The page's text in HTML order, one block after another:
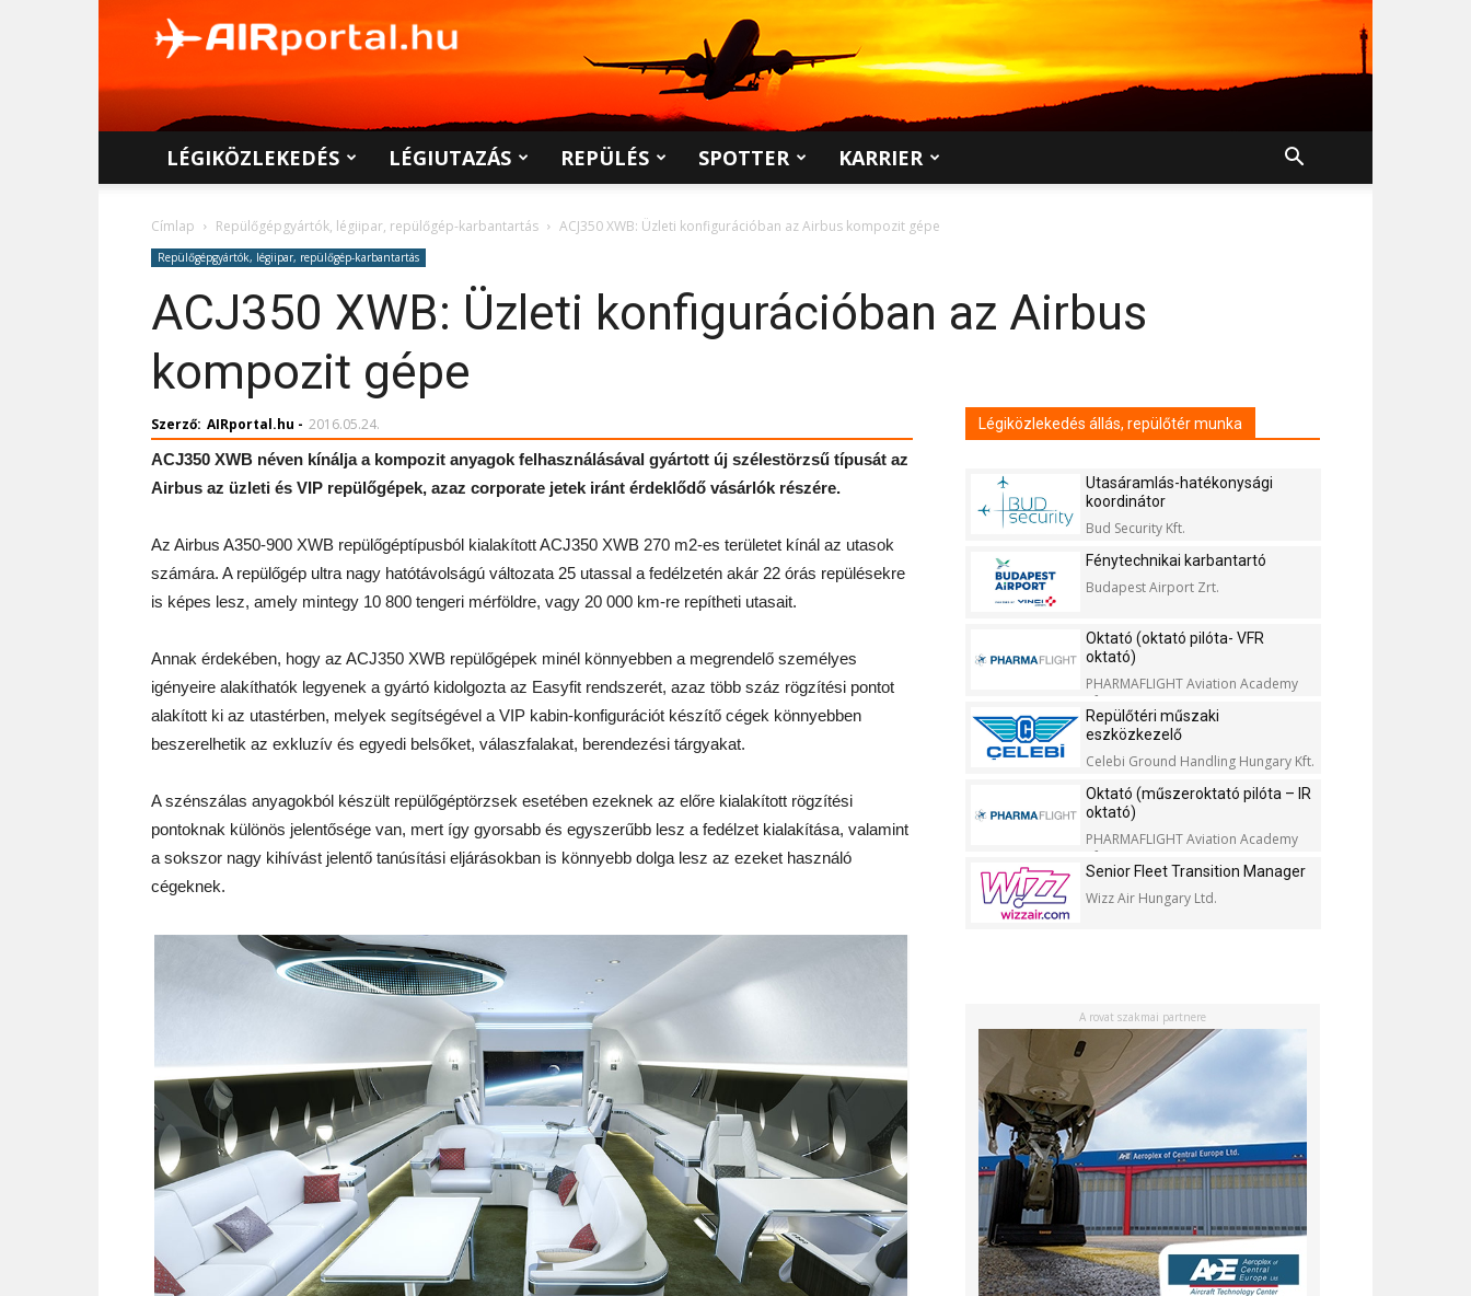
LÉGIKÖZLEKEDÉS LÉGIUTAZÁS REPÜLÉS SPOTTER KARRIER
Címlap Repülőgépgyártók, légiipar, repülőgép-karbantartás ACJ350 XWB: Üzleti konfigurációban az Airbus kompozit gépe
Repülőgépgyártók, légiipar, repülőgép-karbantartás
ACJ350 XWB: Üzleti konfigurációban az Airbus
kompozit gépe
Szerző: AIRportal.hu - 2016.05.24.
ACJ350 XWB néven kínálja a kompozit anyagok felhasználásával gyártott új szélestörzsű típusát az
Airbus az üzleti és VIP repülőgépek, azaz corporate jetek iránt érdeklődő vásárlók részére.
Az Airbus A350-900 XWB repülőgéptípusból kialakított ACJ350 XWB 270 m2-es területet kínál az utasok
számára. A repülőgép ultra nagy hatótávolságú változata 25 utassal a fedélzetén akár 22 órás repülésekre
is képes lesz, amely mintegy 10 800 tengeri mérföldre, vagy 20 000 km-re repítheti utasait.
Annak érdekében, hogy az ACJ350 XWB repülőgépek minél könnyebben a megrendelő személyes
igényeire alakíthatók legyenek a gyártó kidolgozta az Easyfit rendszerét, azaz több száz rögzítési pontot
alakított ki az utastérben, melyek segítségével a VIP kabin-konfigurációt készítő cégek könnyebben
beszerelhetik az exkluzív és egyedi belsőket, válaszfalakat, berendezési tárgyakat.
A szénszálas anyagokból készült repülőgéptörzsek esetében ezeknek az előre kialakított rögzítési
pontoknak különös jelentősége van, mert így gyorsabb és egyszerűbb lesz a fedélzet kialakítása, valamint
a sokszor nagy kihívást jelentő tanúsítási eljárásokban is könnyebb dolga lesz az ezeket használó
cégeknek.
Légiközlekedés állás, repülőtér munka
Utasáramlás-hatékonysági
koordinátor
Bud Security Kft.
Fénytechnikai karbantartó
Budapest Airport Zrt.
Oktató (oktató pilóta- VFR
oktató)
PHARMAFLIGHT Aviation Academy
Kft.
Repülőtéri műszaki
eszközkezelő
Celebi Ground Handling Hungary Kft.
Oktató (műszeroktató pilóta – IR
oktató)
PHARMAFLIGHT Aviation Academy
Kft.
Senior Fleet Transition Manager
Wizz Air Hungary Ltd.
A rovat szakmai partnere